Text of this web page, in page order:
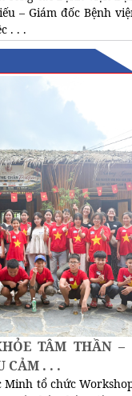
– Giám đốc Bệnh
. . .
TÂM THẦN –
CẢM . . .
Minh tổ chức